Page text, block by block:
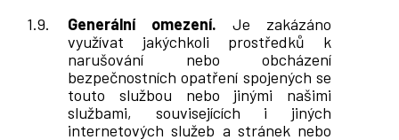
Generální omezení. Je zakázáno
využívat jakýchkoli prostředků k
narušování nebo obcházení
bezpečnostních opatření spojených se
touto službou nebo jinými našimi
službami, souvisejících i jiných
internetových služeb a stránek nebo